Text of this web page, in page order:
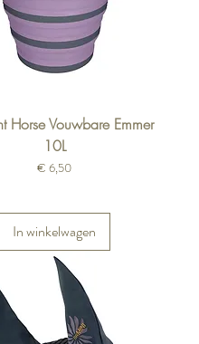
Horse Vouwbare Emmer
10L
Prijs
€ 6,50
In winkelwagen